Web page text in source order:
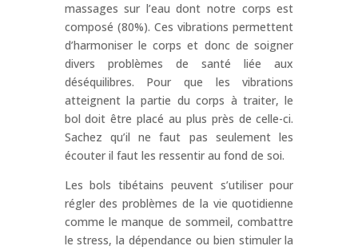
massages sur l’eau dont notre corps est
composé (80%). Ces vibrations permettent
d’harmoniser le corps et donc de soigner
divers problèmes de santé liée aux
déséquilibres. Pour que les vibrations
atteignent la partie du corps à traiter, le
bol doit être placé au plus près de celle-ci.
Sachez qu’il ne faut pas seulement les
écouter il faut les ressentir au fond de soi.
Les bols tibétains peuvent s’utiliser pour
régler des problèmes de la vie quotidienne
comme le manque de sommeil, combattre
le stress, la dépendance ou bien stimuler la